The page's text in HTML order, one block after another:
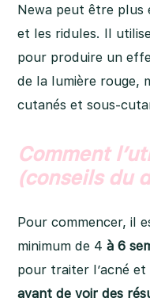
Newa peut être plus
et les ridules. Il
pour produire un
de la lumière rouge,
cutanés et sous-
Comment
(conseils du
Pour commencer, il
minimum de 4 à 6
pour traiter l’acné et
avant de voir des